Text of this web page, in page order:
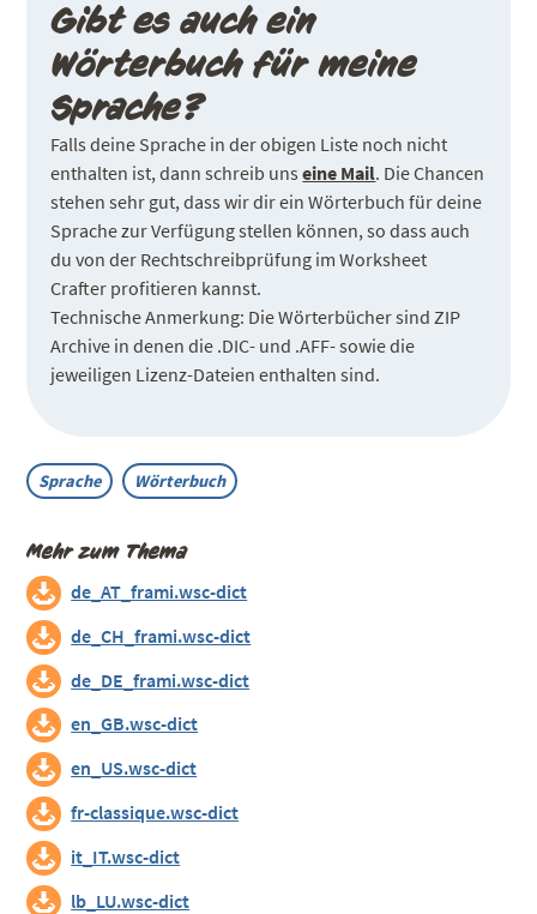
Gibt es auch ein
Wörterbuch für meine
Sprache?
Falls deine Sprache in der obigen Liste noch nicht
enthalten ist, dann schreib unseine Mail. Die Chancen
stehen sehr gut, dass wir dir ein Wörterbuch für deine
Sprache zur Verfügung stellen können, so dass auch
du von der Rechtschreibprüfung im Worksheet
Crafter profitieren kannst.
Technische Anmerkung: Die Wörterbücher sind ZIP
Archive in denen die .DIC- und .AFF- sowie die
jeweiligen Lizenz-Dateien enthalten sind.
Sprache Wörterbuch
Mehr zum Thema
de_AT_frami.wsc-dict
de_CH_frami.wsc-dict
de_DE_frami.wsc-dict
en_GB.wsc-dict
en_US.wsc-dict
fr-classique.wsc-dict
it_IT.wsc-dict
lb_LU.wsc-dict